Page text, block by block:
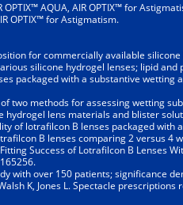
AQUA, AIR OPTIX™ for
OPTIX™ for Astigmatism.
for commercially available
silicone hydrogel lenses; lipid
packaged with a substantive
two methods for assessing wetting
lens materials and blister
of lotrafilcon B lenses packaged
B lenses comparing 2 versus
Success of Lotrafilcon B
with over 150 patients; significance
K, Jones L. Spectacle